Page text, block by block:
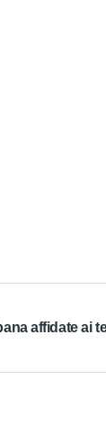
affidate ai